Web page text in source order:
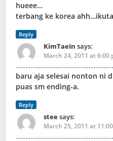
hueee…
terbang ke korea
Reply
KimTaeIn says:
March 24, 2011 at 6:00
baru aja selesai nonton ni
puas sm ending-a.
Reply
steesays:
March 25, 2011 at